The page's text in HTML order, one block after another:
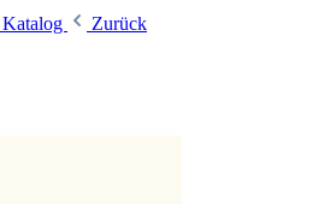
Katalog
Zurück